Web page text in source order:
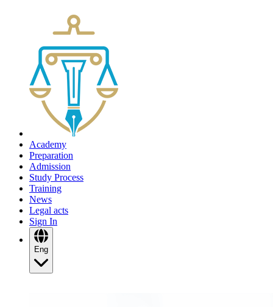
Academy
Preparation
Admission
Study Process
Training
News
Legal acts
Sign In
Eng